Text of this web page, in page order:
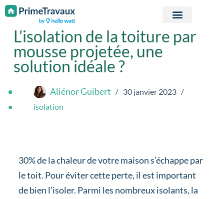
Passer au contenu
L’isolation de la toiture par
mousse projetée, une
solution idéale ?
Aliénor Guibert
30 janvier 2023
isolation
30% de la chaleur de votre maison s’échappe par
le toit. Pour éviter cette perte, il est important
de bien l’isoler. Parmi les nombreux isolants, la